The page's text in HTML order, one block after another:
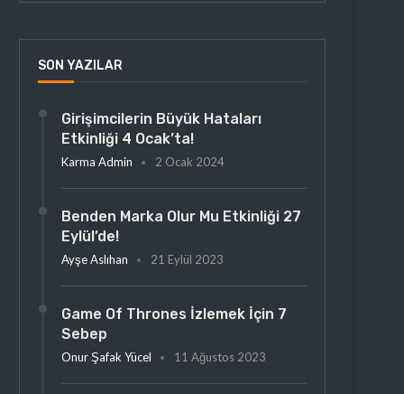
SON YAZILAR
Girişimcilerin Büyük Hataları
Etkinliği 4 Ocak’ta!
Karma Admin 2 Ocak 2024
Benden Marka Olur Mu Etkinliği 27
Eylül’de!
Ayşe Aslıhan 21 Eylül 2023
Game Of Thrones İzlemek İçin 7
Sebep
Onur Şafak Yücel 11 Ağustos 2023